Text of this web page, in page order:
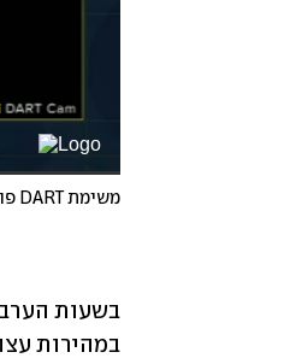
משימת DART פוגעת באסטרואיד
במהירות